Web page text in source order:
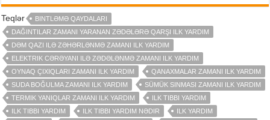
Teqlər
BINTLƏMƏ QAYDALARI
DAĞINTILAR ZAMANI YARANAN ZƏDƏLƏRƏ QARŞI ILK YARDIM
DƏM QAZI ILƏ ZƏHƏRLƏNMƏ ZAMANI ILK YARDIM
ELEKTRIK CƏRƏYANI ILƏ ZƏDƏLƏNMƏ ZAMANI ILK YARDIM
OYNAQ ÇIXIQLARI ZAMANI ILK YARDIM
QANAXMALAR ZAMANI ILK YARDIM
SUDA BOĞULMA ZAMANI ILK YARDIM
SÜMÜK SINMASI ZAMANI ILK YARDIM
TERMIK YANIQLAR ZAMANI ILK YARDIM
ILK TIBBI YARDIM
ILK TIBBI YARDIM
ILK TIBBI YARDIM NƏDIR
ILK YARDIM